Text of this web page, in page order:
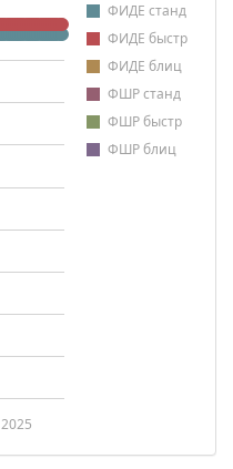
ФИДЕ станд
ФИДЕ быстр
ФИДЕ блиц
ФШР станд
ФШР быстр
ФШР блиц
2025